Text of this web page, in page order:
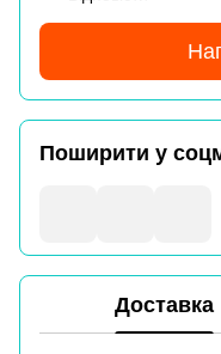
Поширити у
Доставка